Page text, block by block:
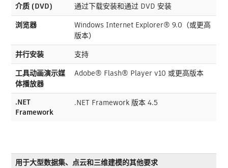
介质 (DVD)
通过下载安装和通过 DVD 安装
浏览器
Windows Internet Explorer® 9.0（或更高
版本）
并行安装
支持
工具动画演示媒
体播放器
Adobe® Flash® Player v10 或更高版本
.NET
Framework
.NET Framework 版本 4.5
用于大型数据集、点云和三维建模的其他要求